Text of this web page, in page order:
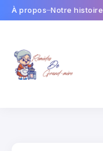
À propos Notre histoire